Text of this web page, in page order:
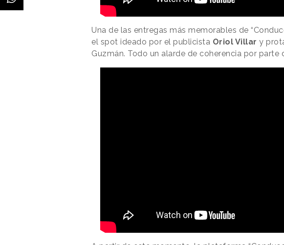
Una de las entregas más memorables de
el spot ideado por el publicista Oriol Villar y
Guzmán. Todo un alarde de coherencia por parte